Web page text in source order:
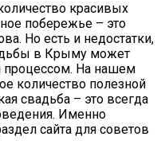
красивых
побережье – это
Но есть и недостатки,
в Крыму может
процессом. На нашем
количество полезной
свадьба – это всегда
Именно
сайта для советов